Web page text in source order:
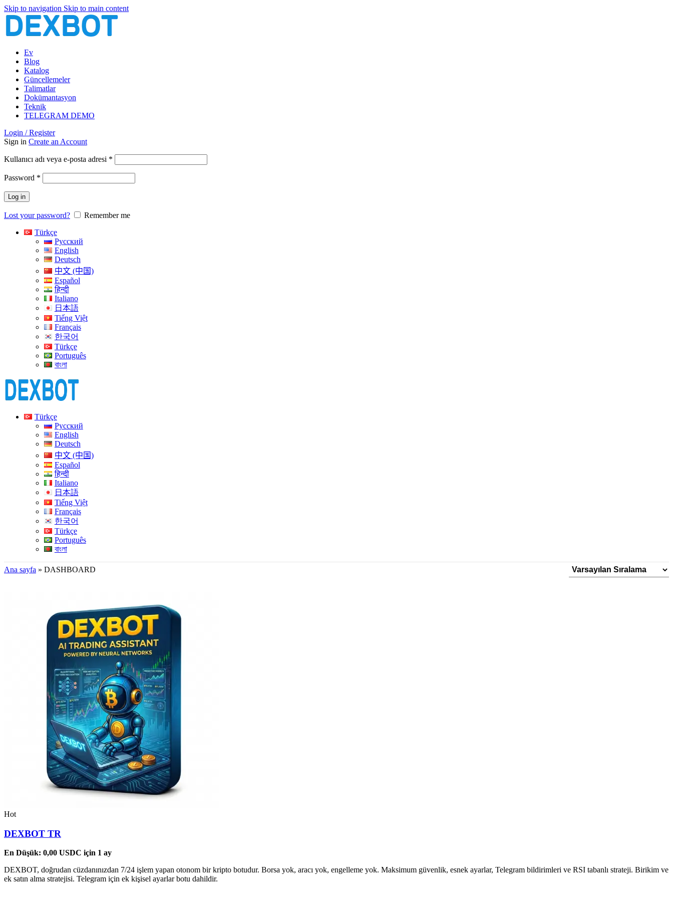
Skip to navigation Skip to main content
Ev
Blog
Katalog
Güncellemeler
Talimatlar
Dokümantasyon
Teknik
TELEGRAM DEMO
Login / Register
Sign in Create an Account
Kullanıcı adı veya e-posta adresi *
Password *
Log in
Lost your password?
Remember me
Türkçe
Русский
English
Deutsch
中文 (中国)
Español
हिन्दी
Italiano
日本語
Tiếng Việt
Français
한국어
Türkçe
Português
বাংলা
Türkçe
Русский
English
Deutsch
中文 (中国)
Español
हिन्दी
Italiano
日本語
Tiếng Việt
Français
한국어
Türkçe
Português
বাংলা
Ana sayfa » DASHBOARD
Hot
DEXBOT TR
En Düşük: 0,00 USDC için 1 ay
DEXBOT, doğrudan cüzdanınızdan 7/24 işlem yapan otonom bir kripto botudur. Borsa yok, aracı yok, engelleme yok. Maksimum güvenlik, esnek ayarlar, Telegram bildirimleri ve RSI tabanlı strateji. Birikim ve
ek satın alma stratejisi. Telegram için ek kişisel ayarlar botu dahildir.